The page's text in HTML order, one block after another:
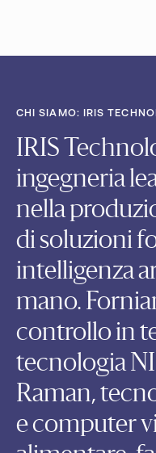
CHI SIAMO: IRIS
IRIS
ingegneria
nella
di soluzioni
intelligenza
mano.
controllo in
tecnologia
Raman,
e computer